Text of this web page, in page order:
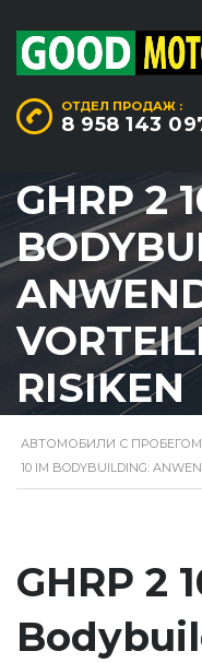
ОТДЕЛ ПРОДАЖ :
8 958 143
GHRP 2
RISIKEN
АВТОМОБИЛИ С ПРОБЕГОМ
10 IM BODYBUILDING:
GHRP 2